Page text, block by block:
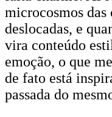
microcosmos das
deslocadas, e
vira conteúdo
emoção, o que
de fato está
passada do